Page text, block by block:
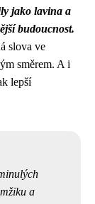
jako lavina a
budoucnost.
slova ve
směrem. A i
lepší
a